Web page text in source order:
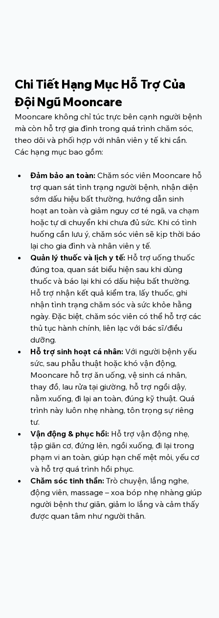
Chi Tiết Hạng Mục Hỗ Trợ Của
Đội Ngũ Mooncare
Mooncare không chỉ túc trực bên cạnh người bệnh
mà còn hỗ trợ gia đình trong quá trình chăm sóc,
theo dõi và phối hợp với nhân viên y tế khi cần.
Các hạng mục bao gồm:
Đảm bảo an toàn: Chăm sóc viên Mooncare hỗ
trợ quan sát tình trạng người bệnh, nhận diện
sớm dấu hiệu bất thường, hướng dẫn sinh
hoạt an toàn và giảm nguy cơ té ngã, va chạm
hoặc tự di chuyển khi chưa đủ sức. Khi có tình
huống cần lưu ý, chăm sóc viên sẽ kịp thời báo
lại cho gia đình và nhân viên y tế.
Quản lý thuốc và lịch y tế: Hỗ trợ uống thuốc
đúng toa, quan sát biểu hiện sau khi dùng
thuốc và báo lại khi có dấu hiệu bất thường.
Hỗ trợ nhận kết quả kiểm tra, lấy thuốc, ghi
nhận tình trạng chăm sóc và sức khỏe hằng
ngày. Đặc biệt, chăm sóc viên có thể hỗ trợ các
thủ tục hành chính, liên lạc với bác sĩ/điều
dưỡng.
Hỗ trợ sinh hoạt cá nhân: Với người bệnh yếu
sức, sau phẫu thuật hoặc khó vận động,
Mooncare hỗ trợ ăn uống, vệ sinh cá nhân,
thay đồ, lau rửa tại giường, hỗ trợ ngồi dậy,
nằm xuống, đi lại an toàn, đúng kỹ thuật. Quá
trình này luôn nhẹ nhàng, tôn trọng sự riêng
tư.
Vận động & phục hồi: Hỗ trợ vận động nhẹ,
tập giãn cơ, đứng lên, ngồi xuống, đi lại trong
phạm vi an toàn, giúp hạn chế mệt mỏi, yếu cơ
và hỗ trợ quá trình hồi phục.
Chăm sóc tinh thần: Trò chuyện, lắng nghe,
động viên, massage – xoa bóp nhẹ nhàng giúp
người bệnh thư giãn, giảm lo lắng và cảm thấy
được quan tâm như người thân.